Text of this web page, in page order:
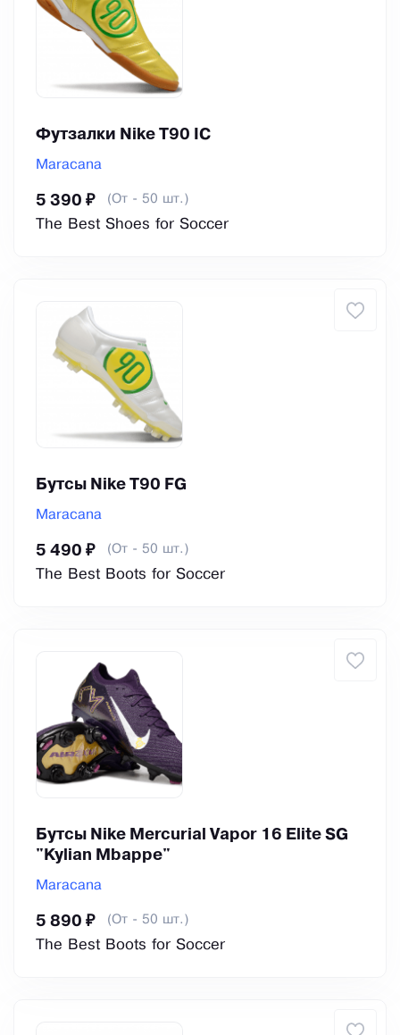
Футзалки Nike T90 IC
Maracana
5 390 ₽ (От - 50 шт.)
The Best Shoes for Soccer
Бутсы Nike Т90 FG
Maracana
5 490 ₽ (От - 50 шт.)
The Best Boots for Soccer
Бутсы Nike Mercurial Vapor 16 Elite SG
"Kylian Mbappe"
Maracana
5 890 ₽ (От - 50 шт.)
The Best Boots for Soccer